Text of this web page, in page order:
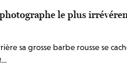
le plus
sa grosse barbe rousse se